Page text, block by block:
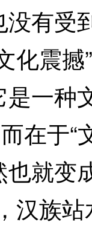
有受
化震
一种
在于
就变
汉族